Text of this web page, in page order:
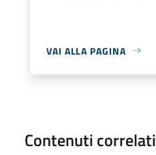
VAI ALLA PAGINA
Contenuti correlati